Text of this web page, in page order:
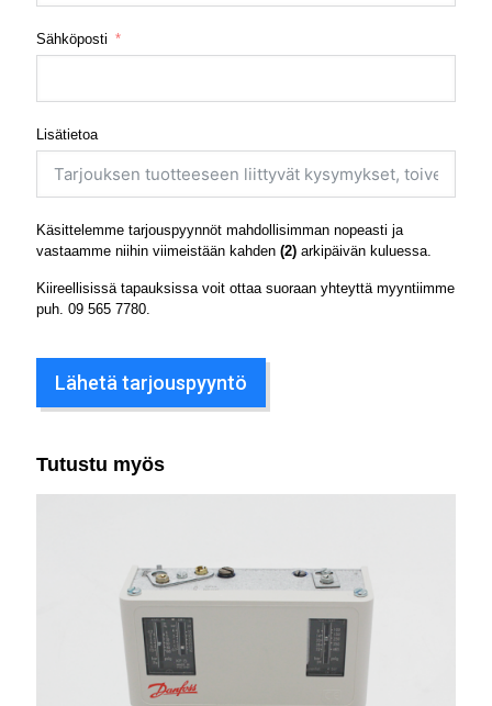
Sähköposti
Lisätietoa
Käsittelemme tarjouspyynnöt mahdollisimman nopeasti ja
vastaamme niihin viimeistään kahden (2) arkipäivän kuluessa.
Kiireellisissä tapauksissa voit ottaa suoraan yhteyttä myyntiimme
puh. 09 565 7780
Lähetä tarjouspyyntö
Tutustu myös